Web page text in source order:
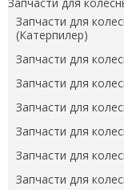
Запчасти для
(Катерпилер)
Запчасти для
Запчасти для
Запчасти для
Запчасти для
Запчасти для
Запчасти для